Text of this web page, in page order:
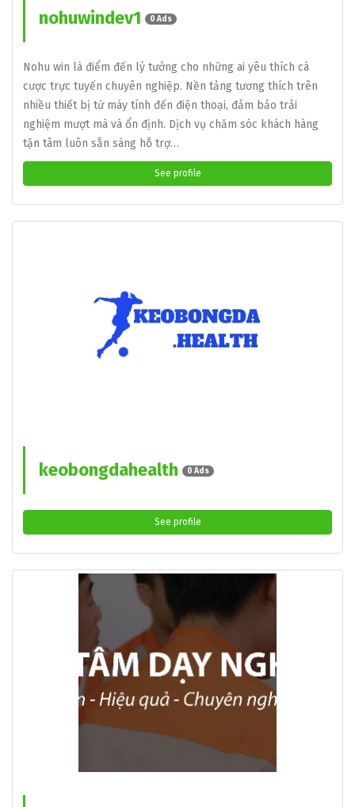
nohuwindev1 0 Ads
Nohu win là điểm đến lý tưởng cho những ai yêu thích cá
cược trực tuyến chuyên nghiệp. Nền tảng tương thích trên
nhiều thiết bị từ máy tính đến điện thoại, đảm bảo trải
nghiệm mượt mà và ổn định. Dịch vụ chăm sóc khách hàng
tận tâm luôn sẵn sàng hỗ trợ…
See profile
keobongdahealth 0 Ads
See profile